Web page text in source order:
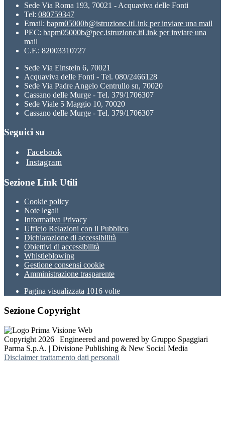
Sede Via Roma 193, 70021 - Acquaviva delle Fonti
Tel: 080759347
Email: bapm05000b@istruzione.itLink per inviare una mail
PEC: bapm05000b@pec.istruzione.itLink per inviare una
mail
C.F.: 82003310727
Sede Via Einstein 6, 70021
Acquaviva delle Fonti - Tel. 080/2466128
Sede Via Padre Angelo Centrullo sn, 70020
Cassano delle Murge - Tel. 379/1706307
Sede Viale 5 Maggio 10, 70020
Cassano delle Murge - Tel. 379/1706307
Seguici su
Facebook
Instagram
Sezione Link Utili
Cookie policy
Note legali
Informativa Privacy
Ufficio Relazioni con il Pubblico
Dichiarazione di accessibilità
Obiettivi di accessibilità
Whistleblowing
Gestione consensi cookie
Amministrazione trasparente
Pagina visualizzata 1016 volte
Sezione Copyright
Copyright 2026 | Engineered and powered by Gruppo Spaggiari
Parma S.p.A. | Divisione Publishing & New Social Media
Disclaimer trattamento dati personali